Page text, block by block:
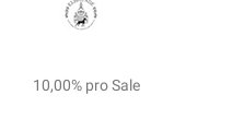
10,00% pro Sale